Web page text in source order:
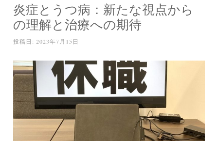
炎症とうつ病：新たな視点から
の理解と治療への期待
投稿日: 2023年7月15日